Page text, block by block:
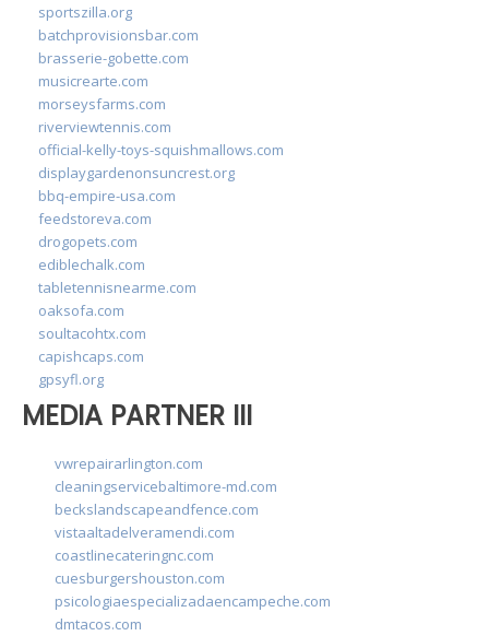
sportszilla.org
batchprovisionsbar.com
brasserie-gobette.com
musicrearte.com
morseysfarms.com
riverviewtennis.com
official-kelly-toys-squishmallows.com
displaygardenonsuncrest.org
bbq-empire-usa.com
feedstoreva.com
drogopets.com
ediblechalk.com
tabletennisnearme.com
oaksofa.com
soultacohtx.com
capishcaps.com
gpsyfl.org
MEDIA PARTNER III
vwrepairarlington.com
cleaningservicebaltimore-md.com
beckslandscapeandfence.com
vistaaltadelveramendi.com
coastlinecateringnc.com
cuesburgershouston.com
psicologiaespecializadaencampeche.com
dmtacos.com